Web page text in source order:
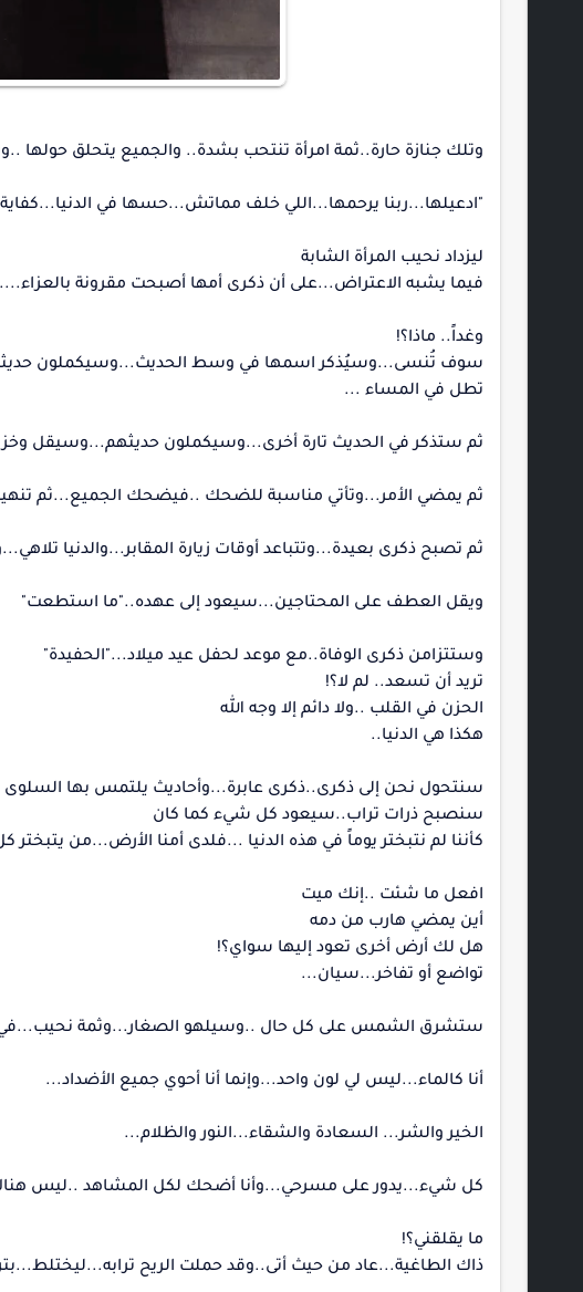
وتلك جنازة حارة..ثمة امرأة تنتحب بشدة.. والجميع يتحلق حولها
"ادعيلها...ربنا يرحمها...اللي خلف مماتش...حسها في
ليزداد نحيب المرأة الشابة
فيما يشبه الاعتراض...على أن ذكرى أمها أصبحت مقرونة
وغداً.. ماذا؟!
سوف تُنسى...وسيُذكر اسمها في وسط الحديث...وسيكملون
تطل في المساء ...
ثم ستذكر في الحديث تارة أخرى...وسيكملون حديثهم...وسيقل
ثم يمضي الأمر...وتأتي مناسبة للضحك ..فيضحك الجميع...ثم
ثم تصبح ذكرى بعيدة...وتتباعد أوقات زيارة المقابر...والدنيا
ويقل العطف على المحتاجين...سيعود إلى عهده.."ما استطعت"
وستتزامن ذكرى الوفاة..مع موعد لحفل عيد ميلاد..."الحفيدة"
تريد أن تسعد.. لم لا؟!
الحزن في القلب ..ولا دائم إلا وجه الله
هكذا هي الدنيا..
سنتحول نحن إلى ذكرى..ذكرى عابرة...وأحاديث يلتمس بها السلوى
سنصبح ذرات تراب..سيعود كل شيء كما كان
كأننا لم نتبختر يوماً في هذه الدنيا ...فلدى أمنا الأرض...من
افعل ما شئت ..إنك ميت
أين يمضي هارب من دمه
هل لك أرض أخرى تعود إليها سواي؟!
تواضع أو تفاخر...سيان...
ستشرق الشمس على كل حال ..وسيلهو الصغار...وثمة نحيب...في
أنا كالماء...ليس لي لون واحد...وإنما أنا أحوي جميع الأضداد...
الخير والشر... السعادة والشقاء...النور والظلام...
كل شيء...يدور على مسرحي...وأنا أضحك لكل المشاهد ..ليس هناك
ما يقلقني؟!
ذاك الطاغية...عاد من حيث أتى..وقد حملت الريح